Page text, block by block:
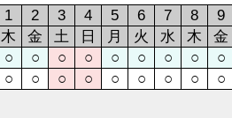
1 2 3 4 5 6 7 8
9
木
金 土 日 月 火 水 木
金
○ ○ ○ ○ ○ ○ ○ ○
○
○ ○ ○ ○ ○ ○ ○ ○
○